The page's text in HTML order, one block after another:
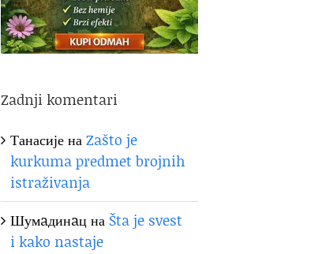
Zadnji komentari
ТанасијенаZašto je
kurkuma predmet brojnih
istraživanja
Шумaдинaцна Šta je svest
i kako nastaje